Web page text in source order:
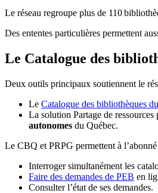
Le réseau regroupe plus de 110bibliothè
Des ententes particulières permettent
Le Catalogue des
Deux outils principaux soutiennent le
Le Catalogue des bibliothèques
La solution Partage de
autonomes du Québec.
Le CBQ et PRPG permettent à
Interroger simultanément les
Faire des demandes de PEB en
Consulter l’état de ses demandes.